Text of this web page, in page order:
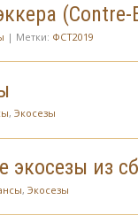
| Метки: ФСТ2019
,Экосезы
экосезы из
,Экосезы